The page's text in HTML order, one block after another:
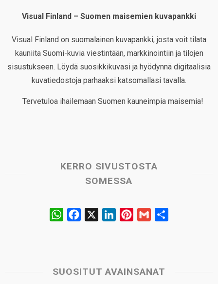
Visual Finland – Suomen maisemien kuvapankki
Visual Finland on suomalainen kuvapankki, josta voit tilata
kauniita Suomi-kuvia viestintään, markkinointiin ja tilojen
sisustukseen. Löydä suosikkikuvasi ja hyödynnä digitaalisia
kuvatiedostoja parhaaksi katsomallasi tavalla.
Tervetuloa ihailemaan Suomen kauneimpia maisemia!
KERRO SIVUSTOSTA
SOMESSA
W
s
b
e
e
l
SUOSITUT AVAINSANAT